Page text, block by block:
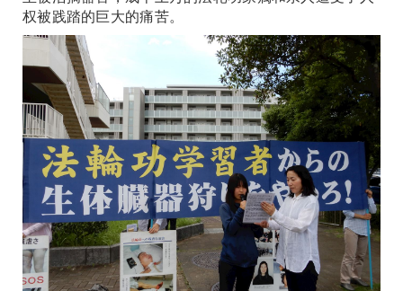
权被践踏的巨大的痛苦。